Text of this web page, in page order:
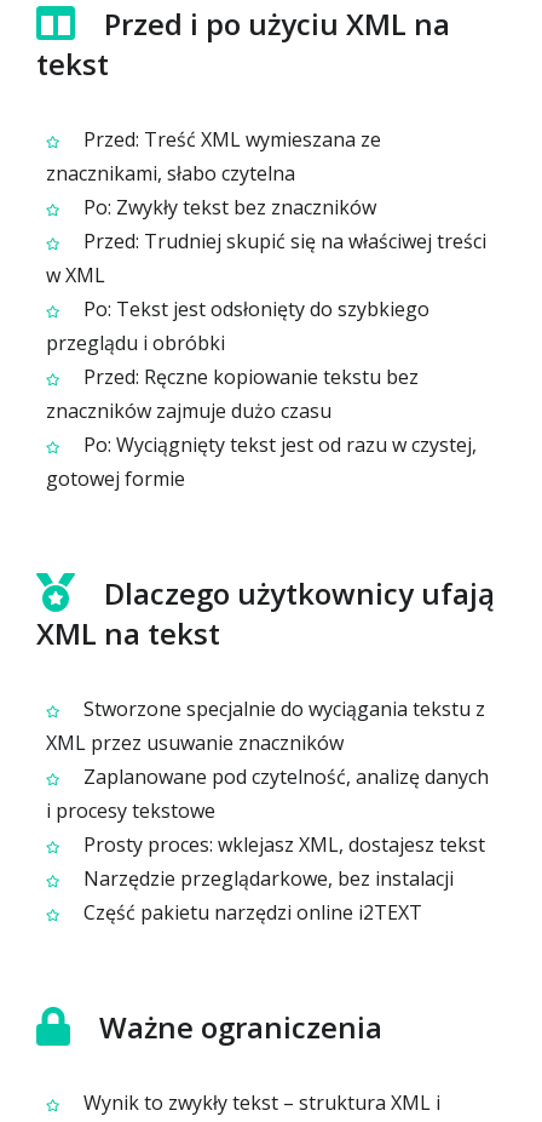
Przed i po użyciu XML na
tekst
Przed: Treść XML wymieszana ze
znacznikami, słabo czytelna
Po: Zwykły tekst bez znaczników
Przed: Trudniej skupić się na właściwej treści
w XML
Po: Tekst jest odsłonięty do szybkiego
przeglądu i obróbki
Przed: Ręczne kopiowanie tekstu bez
znaczników zajmuje dużo czasu
Po: Wyciągnięty tekst jest od razu w czystej,
gotowej formie
Dlaczego użytkownicy ufają
XML na tekst
Stworzone specjalnie do wyciągania tekstu z
XML przez usuwanie znaczników
Zaplanowane pod czytelność, analizę danych
i procesy tekstowe
Prosty proces: wklejasz XML, dostajesz tekst
Narzędzie przeglądarkowe, bez instalacji
Część pakietu narzędzi online i2TEXT
Ważne ograniczenia
Wynik to zwykły tekst – struktura XML i